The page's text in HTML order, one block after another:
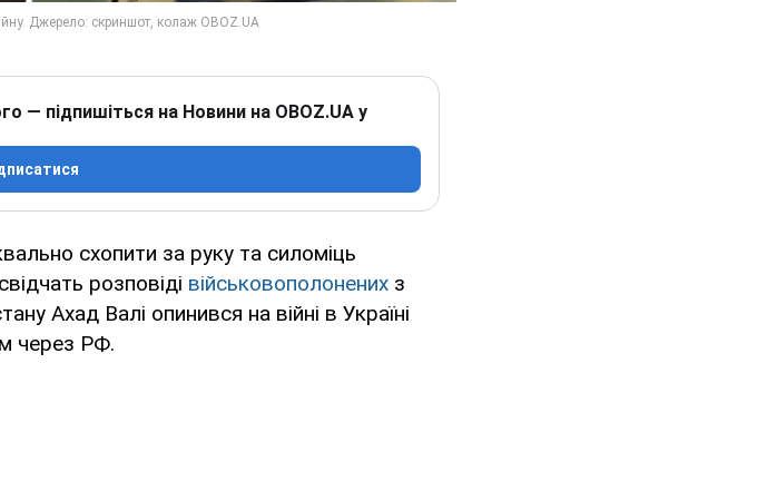
— підпишіться на Новини на OBOZ.UA у
схопити за руку та силоміць
розповіді військовополонених з
Ахад Валі опинився на війні в Україні
через РФ.